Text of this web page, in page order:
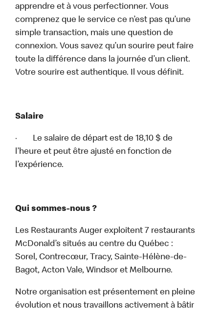
apprendre et à vous perfectionner. Vous
comprenez que le service ce n’est pas qu’une
simple transaction, mais une question de
connexion. Vous savez qu’un sourire peut faire
toute la différence dans la journée d’un client.
Votre sourire est authentique. Il vous définit.
Salaire
· Le salaire de départ est de 18,10 $ de
l’heure et peut être ajusté en fonction de
l’expérience.
Qui sommes-nous ?
Les Restaurants Auger exploitent 7 restaurants
McDonald’s situés au centre du Québec :
Sorel, Contrecœur, Tracy, Sainte-Hélène-de-
Bagot, Acton Vale, Windsor et Melbourne.
Notre organisation est présentement en pleine
évolution et nous travaillons activement à bâtir